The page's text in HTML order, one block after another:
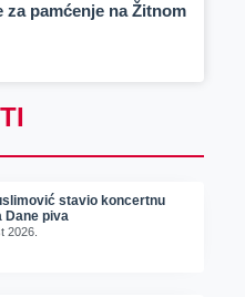
za pamćenje na Žitnom
stavio koncertnu
Dane piva
2026.